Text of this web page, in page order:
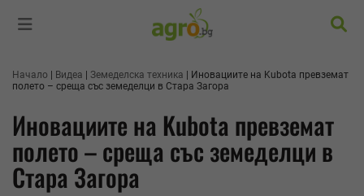
Начало Видеа Земеделска техника
Иновациите на Kubota превземат
полето – среща със земеделци в Стара Загора
Иновациите на Kubota превземат
полето – среща със земеделци в
Стара Загора